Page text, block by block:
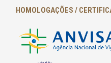
HOMOLOGAÇÕES /